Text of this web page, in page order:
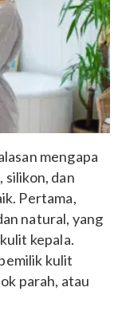
mengapa
silikon, dan
Pertama,
natural, yang
kepala.
kulit
parah, atau